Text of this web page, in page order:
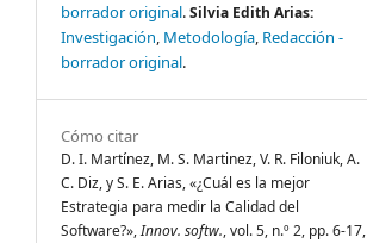
borrador original Silvia Edith Arias:
Investigación Metodología Redacción -
borrador original
Cómo citar
D. I. Martínez, M. S. Martinez, V. R. Filoniuk, A.
C. Diz, y S. E. Arias, «¿Cuál es la mejor
Estrategia para medir la Calidad del
Software?»,Innov. softw., vol. 5, n.º 2, pp. 6-17,